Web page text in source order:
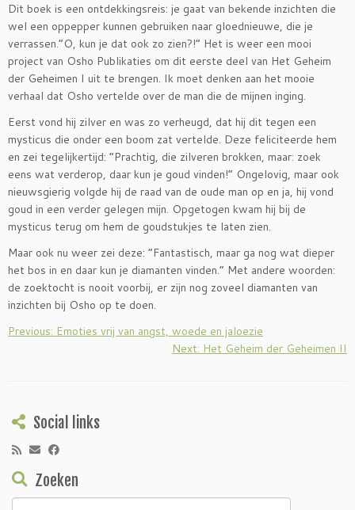
Dit boek is een ontdekkingsreis: je gaat van bekende inzichten die
wel een oppepper kunnen gebruiken naar gloednieuwe, die je
verrassen.”O, kun je dat ook zo zien?!” Het is weer een mooi
project van Osho Publikaties om dit eerste deel van Het Geheim
der Geheimen I uit te brengen. Ik moet denken aan het mooie
verhaal dat Osho vertelde over de man die de mijnen inging.
Eerst vond hij zilver en was zo verheugd, dat hij dit tegen een
mysticus die onder een boom zat vertelde. Deze feliciteerde hem
en zei tegelijkertijd: “Prachtig, die zilveren brokken, maar: zoek
eens wat verderop, daar kun je goud vinden!” Ongelovig, maar ook
nieuwsgierig volgde hij de raad van de oude man op en ja, hij vond
goud in een verder gelegen mijn. Opgetogen kwam hij bij de
mysticus terug om hem de goudstukjes te laten zien.
Maar ook nu weer zei deze: “Fantastisch, maar ga nog wat dieper
het bos in en daar kun je diamanten vinden.” Met andere woorden:
de zoektocht is nooit voorbij, er zijn nog zoveel diamanten van
inzichten bij Osho op te doen.
Previous: Emoties vrij van angst, woede en jaloezie
Next: Het Geheim der Geheimen II
Social links
Zoeken